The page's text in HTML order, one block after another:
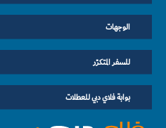
الوجهات
للسفر المتكرّر
بوابة فلاي دبي للعطلات